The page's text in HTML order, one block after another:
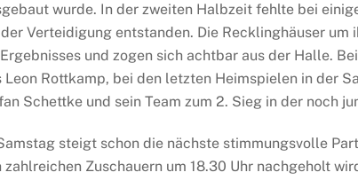
wurde. In der zweiten Halbzeit fehlte bei
Verteidigung entstanden. Die Recklinghäuser
und zogen sich achtbar aus der Halle.
Leon Rottkamp, bei den letzten Heimspielen in der
Schettke und sein Team zum 2. Sieg in der noch
steigt schon die nächste stimmungsvolle
Zuschauern um 18.30 Uhr nachgeholt